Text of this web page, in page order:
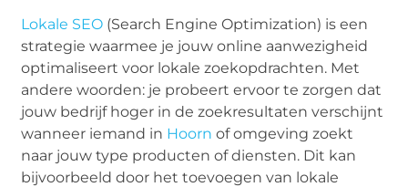
Lokale SEO (Search Engine Optimization) is een
strategie waarmee je jouw online aanwezigheid
optimaliseert voor lokale zoekopdrachten. Met
andere woorden: je probeert ervoor te zorgen dat
jouw bedrijf hoger in de zoekresultaten verschijnt
wanneer iemand in Hoorn of omgeving zoekt
naar jouw type producten of diensten. Dit kan
bijvoorbeeld door het toevoegen van lokale